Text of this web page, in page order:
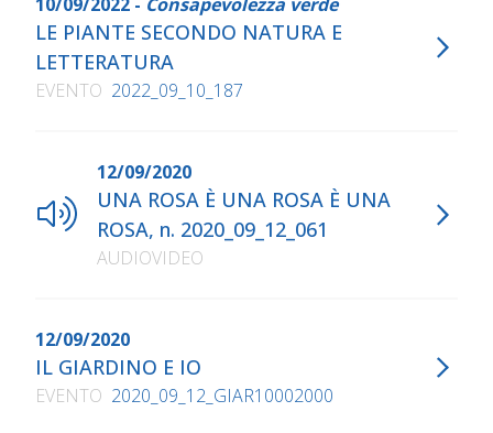
LE PIANTE SECONDO NATURA E
LETTERATURA
EVENTO 2022_09_10_187
12/09/2020
UNA ROSA È UNA ROSA È UNA
ROSA, n. 2020_09_12_061
AUDIOVIDEO
12/09/2020
IL GIARDINO E IO
EVENTO 2020_09_12_GIAR10002000